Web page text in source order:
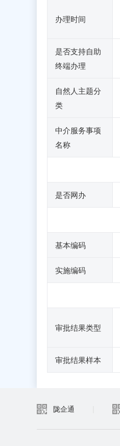
办理时间
是否支持自助
终端办理
自然人主题分
类
中介服务事项
名称
是否网办
基本编码
实施编码
审批结果类型
审批结果样本
陇企通